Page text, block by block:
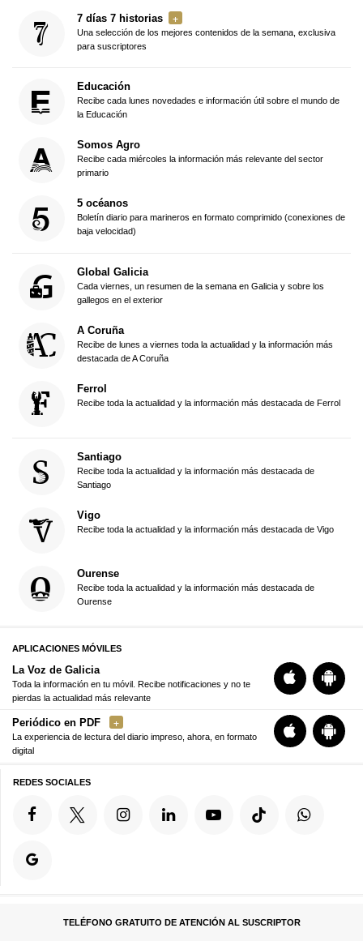
7 días 7 historias
Una selección de los mejores contenidos de la semana, exclusiva
para suscriptores
Educación
Recibe cada lunes novedades e información útil sobre el mundo de
la Educación
Somos Agro
Recibe cada miércoles la información más relevante del sector
primario
5 océanos
Boletín diario para marineros en formato comprimido (conexiones de
baja velocidad)
Global Galicia
Cada viernes, un resumen de la semana en Galicia y sobre los
gallegos en el exterior
A Coruña
Recibe de lunes a viernes toda la actualidad y la información más
destacada de A Coruña
Ferrol
Recibe toda la actualidad y la información más destacada de Ferrol
Santiago
Recibe toda la actualidad y la información más destacada de
Santiago
Vigo
Recibe toda la actualidad y la información más destacada de Vigo
Ourense
Recibe toda la actualidad y la información más destacada de
Ourense
APLICACIONES MÓVILES
La Voz de Galicia
Toda la información en tu móvil. Recibe notificaciones y no te
pierdas la actualidad más relevante
Periódico en PDF
La experiencia de lectura del diario impreso, ahora, en formato
digital
REDES SOCIALES
TELÉFONO GRATUITO DE ATENCIÓN AL SUSCRIPTOR